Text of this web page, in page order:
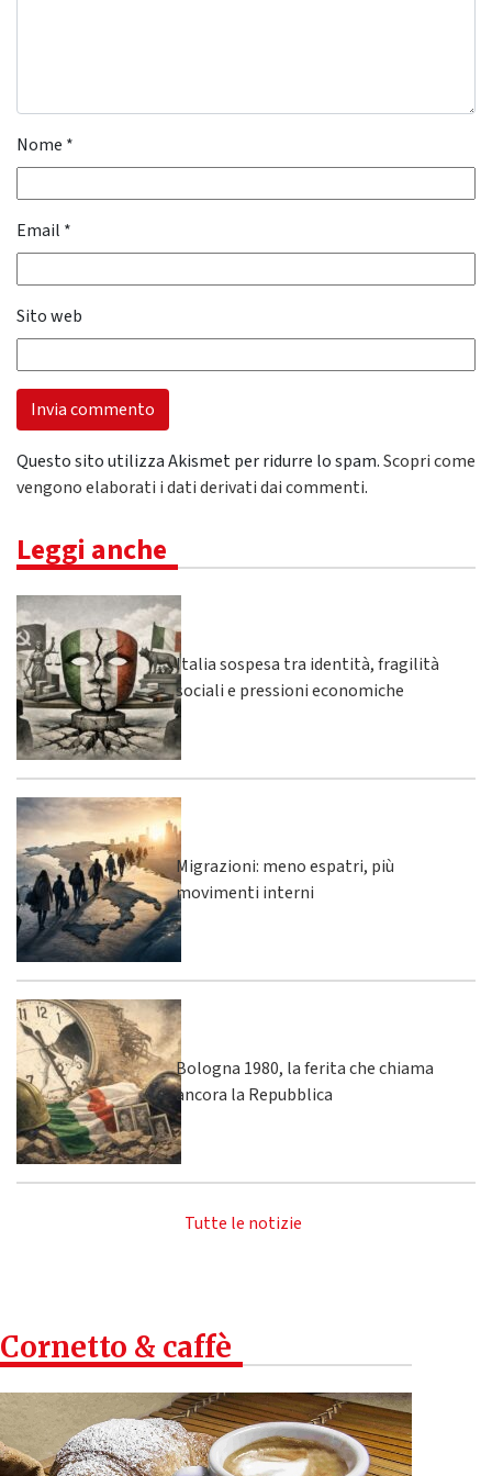
Nome *
Email *
Sito web
Questo sito utilizza Akismet per ridurre lo spam.Scopri come
vengono elaborati i dati derivati dai commenti.
Leggi anche
Italia sospesa tra identità, fragilità
sociali e pressioni economiche
Migrazioni: meno espatri, più
movimenti interni
Bologna 1980, la ferita che chiama
ancora la Repubblica
Tutte le notizie
Cornetto & caffè